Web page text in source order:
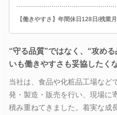
【働きやすさ】年間休日128日/残業
“守る品質”ではなく、“攻め
いも働きやすさも妥協したく
当社は、食品や化粧品工場など
発・製造・販売を行い、現場に
積み重ねてきました。着実な成